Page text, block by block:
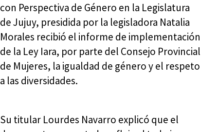
con Perspectiva de Género en la Legislatura
de Jujuy, presidida por la legisladora Natalia
Morales recibió el informe de implementación
de la Ley Iara, por parte del Consejo Provincial
de Mujeres, la igualdad de género y el respeto
a las diversidades.
Su titular Lourdes Navarro explicó que el